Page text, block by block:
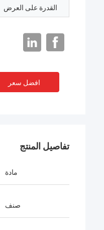
القدرة على العرض
افضل سعر
تفاصيل المنتج
مادة
صنف